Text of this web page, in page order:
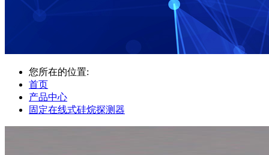
您所在的位置:
首页
产品中心
固定在线式硅烷探测器